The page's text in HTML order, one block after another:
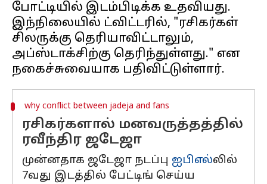
போட்டியில் இடம்பிடிக்க உதவியது.
இந்நிலையில் ட்விட்டரில், "ரசிகர்கள்
சிலருக்கு தெரியாவிட்டாலும்,
அப்ஸ்டாக்சிற்கு தெரிந்துள்ளது." என
why conflict between jadeja and fans
ரசிகர்களால் மனவருத்தத்தில்
ரவீந்திர ஜடேஜா
முன்னதாக ​​ஜடேஜா நடப்பு ஐபிஎல்லில்
7வது இடத்தில் பேட்டிங் செய்ய